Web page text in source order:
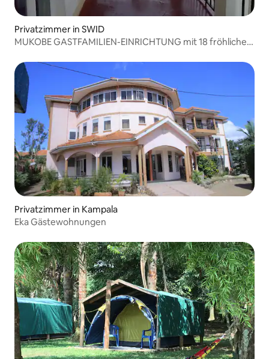
Privatzimmer in SWID
MUKOBE GASTFAMILIEN-EINRICHTUNG mit 18 fröhlichen
Privatzimmer in Kampala
Eka Gästewohnungen